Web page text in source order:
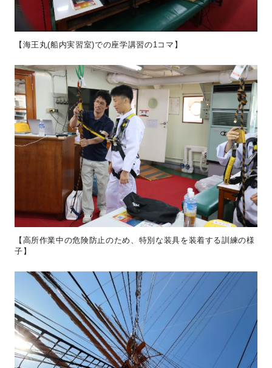
【海王丸(船内実習室)での座学講習の1コマ】
【高所作業中の危険防止のため、特別な装具を装着する訓練の様
子】